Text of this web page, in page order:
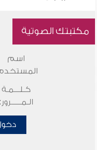
مكتبتك الصوتية
اسم
كـلـــمـة
الـمـــــرور: